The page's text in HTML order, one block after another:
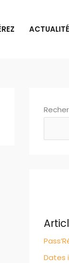
ACTUALITÉ
Dates